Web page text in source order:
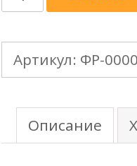
товара
Металлочерепица
ФИНЕРА
Матовый
полиэстер
Артикул: ФР-
Описание